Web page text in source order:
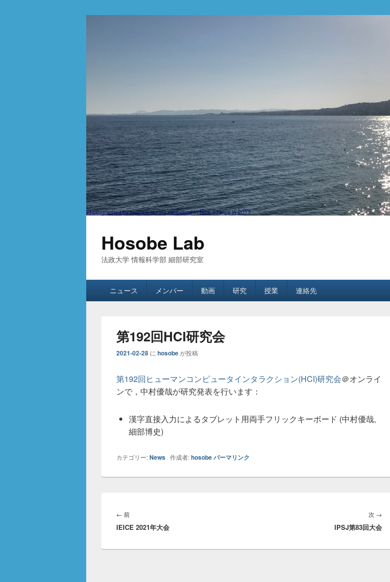
Hosobe Lab
法政大学 情報科学部 細部研究室
ニュース メンバー 動画 研究 授業 連絡先
第192回HCI研究会
2021-02-28 に hosobeが投稿
第192回ヒューマンコンピュータインタラクション(HCI)研究会＠オンライ
ンで，中村優哉が研究発表を行います：
漢字直接入力によるタブレット用両手フリックキーボード (中村優哉,
細部博史)
カテゴリー:News 作成者:hosobeパーマリンク
稿
ナ
ゲ
← 前前
の
稿:
IEICE 2021年大会
次 →
の
稿:
IPSJ第83回大会